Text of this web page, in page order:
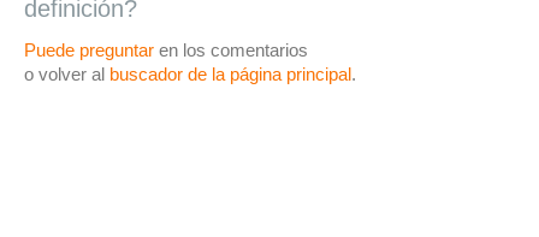
definición?
Puede preguntar en los comentarios
o volver al buscador de la página principal.